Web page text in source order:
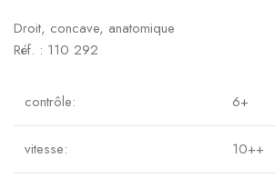
Droit, concave, anatomique
Réf. : 110 292
contrôle: 6+
vitesse: 10++